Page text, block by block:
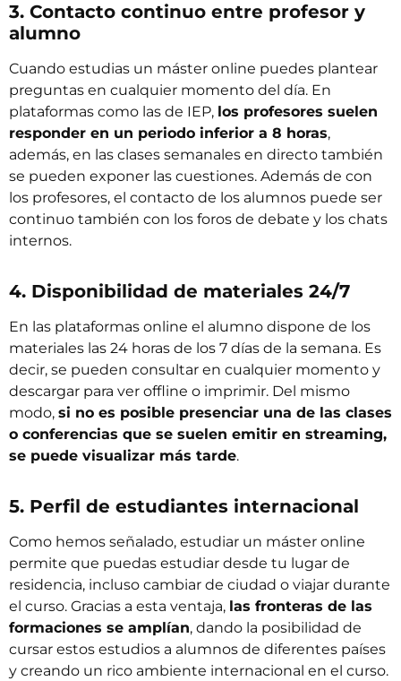
3. Contacto continuo entre profesor y
alumno
Cuando estudias un máster online puedes plantear
preguntas en cualquier momento del día. En
plataformas como las de IEP, los profesores suelen
responder en un periodo inferior a 8 horas,
además, en las clases semanales en directo también
se pueden exponer las cuestiones. Además de con
los profesores, el contacto de los alumnos puede ser
continuo también con los foros de debate y los chats
internos.
4. Disponibilidad de materiales 24/7
En las plataformas online el alumno dispone de los
materiales las 24 horas de los 7 días de la semana. Es
decir, se pueden consultar en cualquier momento y
descargar para ver offline o imprimir. Del mismo
modo, si no es posible presenciar una de las clases
o conferencias que se suelen emitir en streaming,
se puede visualizar más tarde.
5. Perfil de estudiantes internacional
Como hemos señalado, estudiar un máster online
permite que puedas estudiar desde tu lugar de
residencia, incluso cambiar de ciudad o viajar durante
el curso. Gracias a esta ventaja, las fronteras de las
formaciones se amplían, dando la posibilidad de
cursar estos estudios a alumnos de diferentes países
y creando un rico ambiente internacional en el curso.